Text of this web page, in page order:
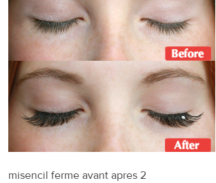
misencil ferme avant apres 2